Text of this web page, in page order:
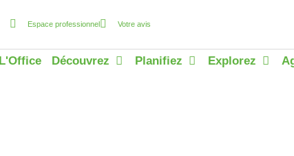
Espace professionnel Votre avis
L'Office Découvrez Planifiez Explorez